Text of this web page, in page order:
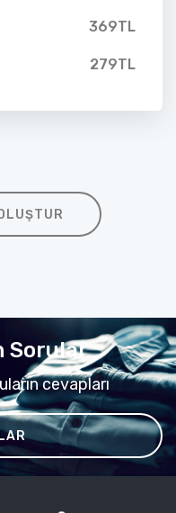
369TL
279TL
Sorular
cevapları